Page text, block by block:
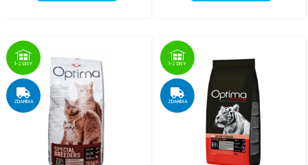
1-2 DNY
ZDARMA
1-2 DNY
ZDARMA